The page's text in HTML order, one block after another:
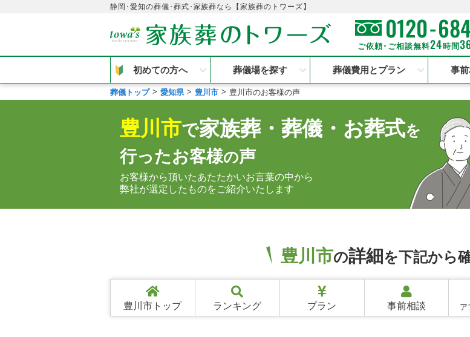
静岡･愛知の葬儀･葬式･家族葬なら【家族葬のトワーズ】
0120-
ご依頼･ご相談無料24時間
初めての方へ 葬儀場を探す 葬儀費用とプラン 事
葬儀トップ 愛知県 豊川市 豊川市のお客様の声
豊川市で家族葬・葬儀・お葬式を
行ったお客様の声
お客様から頂いたあたたかいお言葉の中から
弊社が選定したものをご紹介いたします
豊川市の詳細を下記から
豊川市トップ ランキング プラン 事前相談 ア